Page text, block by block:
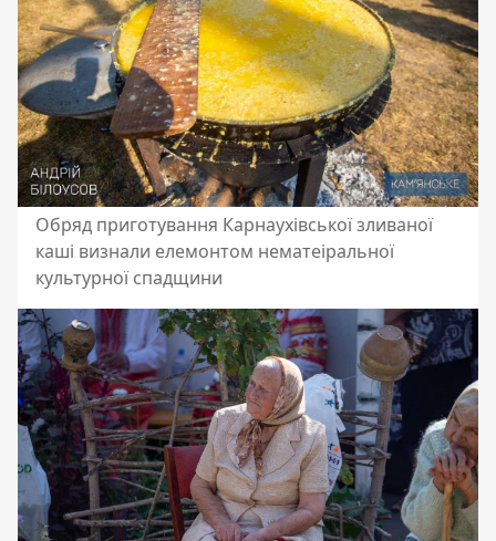
Обряд приготування Карнаухівської зливаної
каші визнали елемонтом нематеіральної
культурної спадщини